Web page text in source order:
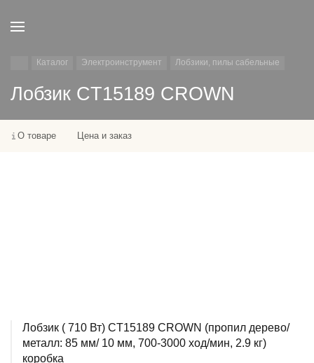
Каталог Электроинструмент Лобзики, пилы сабельные
Лобзик CT15189 CROWN
О товаре Цена и заказ
Лобзик ( 710 Вт) CT15189 CROWN (пропил дерево/
металл: 85 мм/ 10 мм, 700-3000 ход/мин, 2.9 кг)
коробка